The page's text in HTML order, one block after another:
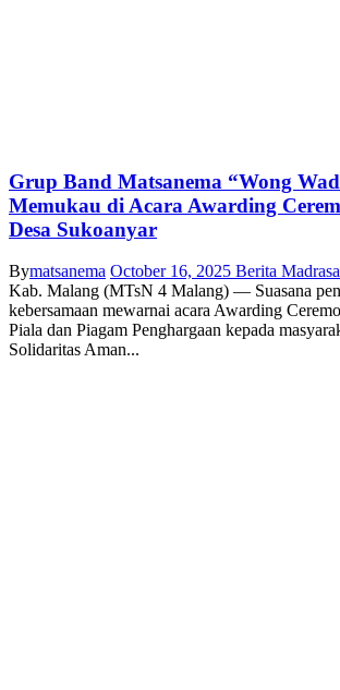
Grup Band Matsanema “Wong
Memukau di Acara Awarding
Desa Sukoanyar
Bymatsanema October 16, 2025 Berita
Kab. Malang (MTsN 4 Malang) — Suasana
kebersamaan mewarnai acara Awarding
Piala dan Piagam Penghargaan kepada
Solidaritas Aman...